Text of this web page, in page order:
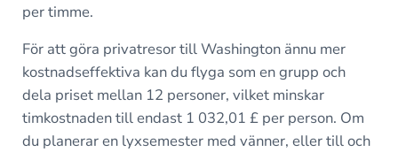
per timme.
För att göra privatresor till Washington ännu mer
kostnadseffektiva kan du flyga som en grupp och
dela priset mellan 12 personer, vilket minskar
timkostnaden till endast 1 032,01 £ per person. Om
du planerar en lyxsemester med vänner, eller till och